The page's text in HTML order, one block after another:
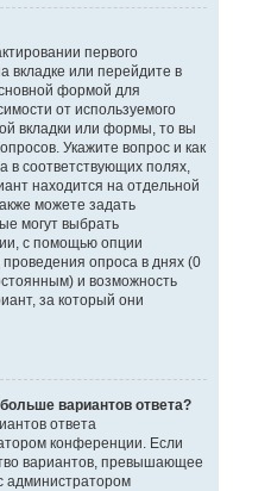
первого
или перейдите в
формой для
от используемого
вкладки или формы, то вы
Укажите вопрос и как
в соответствующих полях,
находится на отдельной
можете задать
могут выбрать
с помощью опции
опроса в днях (0
и возможность
за который они
вариантов ответа?
ответа
конференции. Если
вариантов, превышающее
администратором